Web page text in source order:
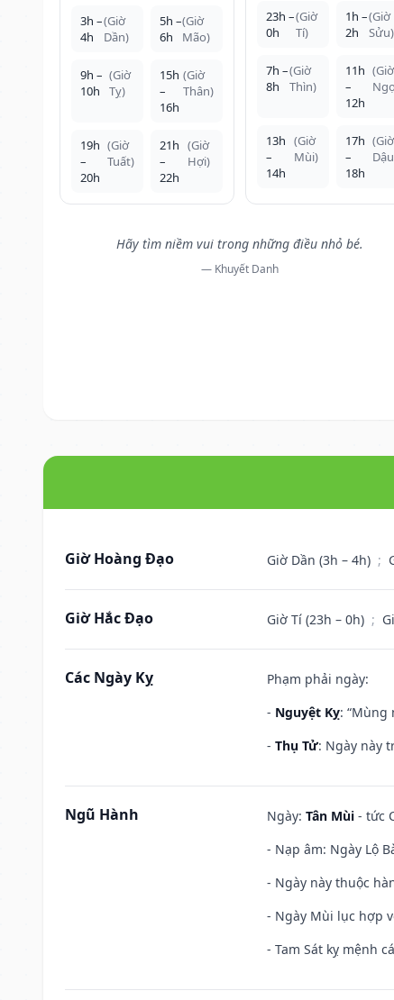
3h –
4h
(Giờ
Dần)
5h –
6h
(Giờ
Mão)
9h –
10h
(Giờ
Tỵ)
15h
–
16h
(Giờ
Thân)
19h
–
20h
(Giờ
Tuất)
21h
–
22h
(Giờ
Hợi)
23h –
0h
(Giờ
Tí)
1h –
2h
(Giờ
Sửu)
7h –
8h
(Giờ
Thìn)
11h
–
12h
(Giờ
13h
–
14h
(Giờ
Mùi)
17h
–
18h
(Giờ
Hãy tìm niềm vui trong những điều nhỏ bé.
— Khuyết Danh
Giờ Hoàng Đạo Giờ Dần (3h – 4h) ;
Giờ Hắc Đạo Giờ Tí (23h – 0h) ;
Các Ngày Kỵ
Phạm phải ngày:
- Nguyệt Kỵ:
- Thụ Tử: Ngày này
Ngũ Hành Ngày: Tân Mùi - tức
- Nạp âm: Ngày Lộ
- Ngày này thuộc
- Ngày Mùi lục hợp
- Tam Sát kỵ mệnh